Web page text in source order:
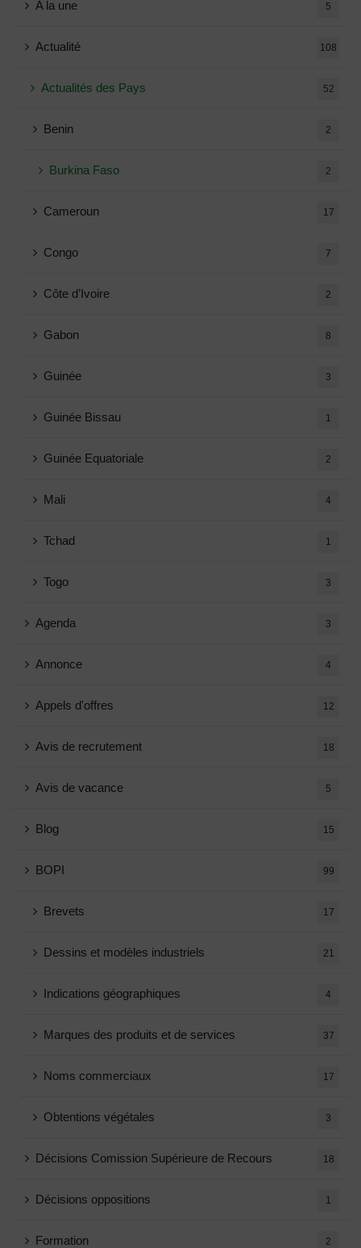
A la une 5
Actualité 108
Actualités des Pays 52
Benin 2
Burkina Faso 2
Cameroun 17
Congo 7
Côte d’Ivoire 2
Gabon 8
Guinée 3
Guinée Bissau 1
Guinée Equatoriale 2
Mali 4
Tchad 1
Togo 3
Agenda 3
Annonce 4
Appels d'offres 12
Avis de recrutement 18
Avis de vacance 5
Blog 15
BOPI 99
Brevets 17
Dessins et modèles industriels 21
Indications géographiques 4
Marques des produits et de services 37
Noms commerciaux 17
Obtentions végétales 3
Décisions Comission Supérieure de Recours 18
Décisions oppositions 1
Formation 2